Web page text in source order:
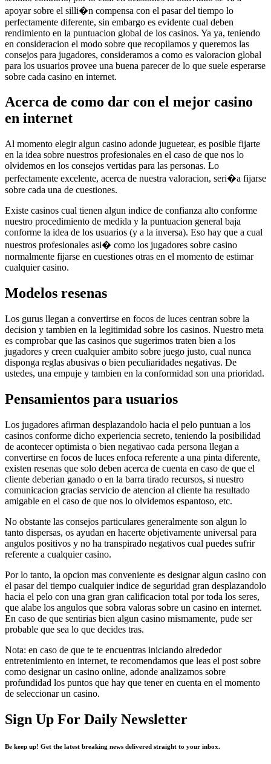
apoyar sobre el silli�n compensa con el pasar del tiempo lo
perfectamente diferente, sin embargo es evidente cual deben
rendimiento en la puntuacion global de los casinos. Ya ya, teniendo
en consideracion el modo sobre que recopilamos y queremos las
consejos para jugadores, consideramos a como es valoracion global
para los usuarios provee una buena parecer de lo que suele esperarse
sobre cada casino en internet.
Acerca de como dar con el mejor casino
en internet
Al momento elegir algun casino adonde juguetear, es posible fijarte
en la idea sobre nuestros profesionales en el caso de que nos lo
olvidemos en los consejos vertidas para las personas. Lo
perfectamente excelente, acerca de nuestra valoracion, seri�a fijarse
sobre cada una de cuestiones.
Existe casinos cual tienen algun indice de confianza alto conforme
nuestro procedimiento de medida y la puntuacion general baja
conforme la idea de los usuarios (y a la inversa). Eso hay que a cual
nuestros profesionales asi� como los jugadores sobre casino
normalmente fijarse en cuestiones otras en el momento de estimar
cualquier casino.
Modelos resenas
Los gurus llegan a convertirse en focos de luces centran sobre la
decision y tambien en la legitimidad sobre los casinos. Nuestro meta
es comprobar que las casinos que sugerimos traten bien a los
jugadores y creen cualquier ambito sobre juego justo, cual nunca
disponga reglas abusivas o bien peculiaridades negativas. De
ustedes, una empuje y tambien en la conformidad son una prioridad.
Pensamientos para usuarios
Los jugadores afirman desplazandolo hacia el pelo puntuan a los
casinos conforme dicho experiencia secreto, teniendo la posibilidad
de acontecer optimista o bien negativao cada persona llegan a
convertirse en focos de luces enfoca referente a una pinta diferente,
existen resenas que solo deben acerca de cuenta en caso de que el
cliente deberian ganado o en la barra tirado recursos, si nuestro
comunicacion gracias servicio de atencion al cliente ha resultado
amigable en el caso de que nos lo olvidemos espantoso, etc.
No obstante las consejos particulares generalmente son algun lo
tanto dispersas, os ayudan en hacerte objetivamente universal para
angulos positivos y no ha transpirado negativos cual puedes sufrir
referente a cualquier casino.
Por lo tanto, la opcion mas conveniente es designar algun casino con
el pasar del tiempo cualquier indice de seguridad gran desplazandolo
hacia el pelo con una gran gran calificacion total por toda los seres,
que alabe los angulos que sobra valoras sobre un casino en internet.
En caso de que sentirias bien algun casino mismamente, pude ser
probable que sea lo que decides tras.
Nota: en caso de que te te encuentras iniciando alrededor
entretenimiento en internet, te recomendamos que leas el post sobre
como designar un casino online, adonde analizamos sobre
profundidad los puntos que hay que tener en cuenta en el momento
de seleccionar un casino.
Sign Up For Daily Newsletter
Be keep up! Get the latest breaking news delivered straight to your inbox.